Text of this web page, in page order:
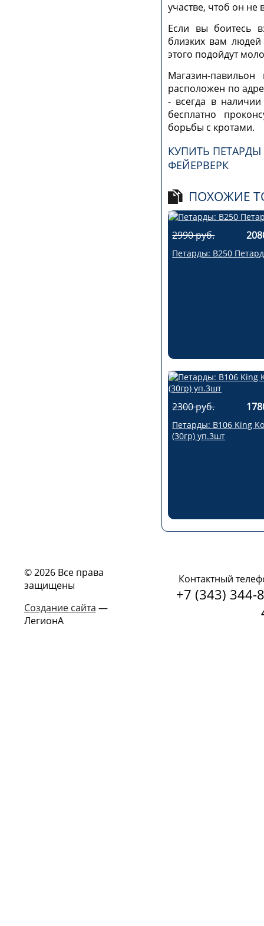
участве, чтоб он не
Если вы боитесь
близких вам
этого подойдут
Магазин-павильон
расположен по
- всегда в
бесплатно
борьбы с кротами.
КУПИТЬ ПЕТАРДЫ
ФЕЙЕРВЕРК
ПОХОЖИЕ
2990 руб.
Петарды: В250
2300 руб.
Петарды: В106 King
(30гр) уп.3шт
© 2026 Все права
защищены
Создание сайта —
ЛегионА
Контактный
+7 (343) 344-